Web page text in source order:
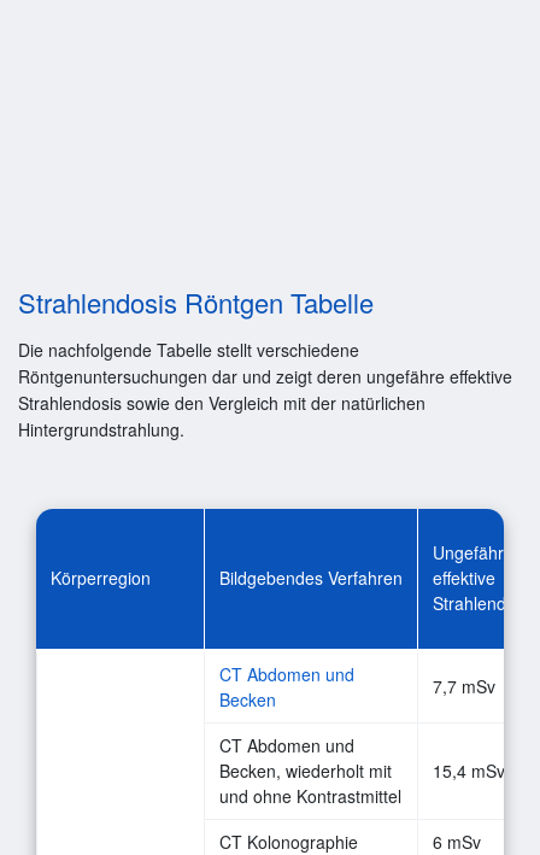
Strahlendosis Röntgen Tabelle
Die nachfolgende Tabelle stellt verschiedene
Röntgenuntersuchungen dar und zeigt deren ungefähre effektive
Strahlendosis sowie den Vergleich mit der natürlichen
Hintergrundstrahlung.
Körperregion Bildgebendes Verfahren
Ungefähre
effektive
Strahlendosis
CT Abdomen und
Becken
7,7 mSv
CT Abdomen und
Becken, wiederholt mit
und ohne Kontrastmittel
15,4 mSv
CT Kolonographie
6 mSv